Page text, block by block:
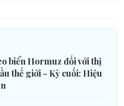
biển Hormuz đối với thị
thế giới - Kỳ cuối: Hiệu